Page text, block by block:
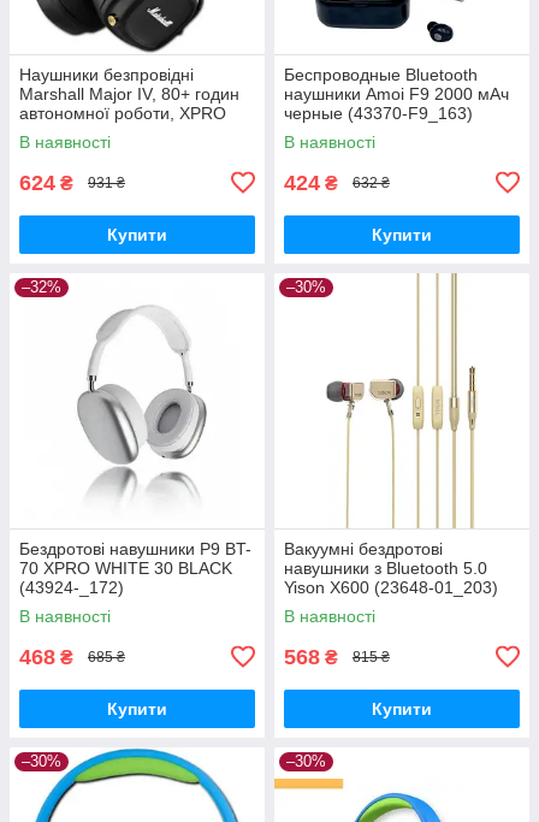
Наушники безпровідні
Marshall Major IV, 80+ годин
автономної роботи, XPRO
(44691-_291)
В наявності
624 ₴ 931 ₴
Купити
Беспроводные Bluetooth
наушники Amoi F9 2000 мАч
черные (43370-F9_163)
В наявності
424 ₴ 632 ₴
Купити
–32%
Бездротові навушники P9 BT-
70 XPRO WHITE 30 BLACK
(43924-_172)
В наявності
468 ₴ 685 ₴
Купити
–30%
Вакуумні бездротові
навушники з Bluetooth 5.0
Yison X600 (23648-01_203)
В наявності
568 ₴ 815 ₴
Купити
–30% –30%